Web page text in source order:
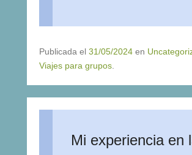
Publicada el 31/05/2024 en
Viajes para grupos
Mi experiencia en